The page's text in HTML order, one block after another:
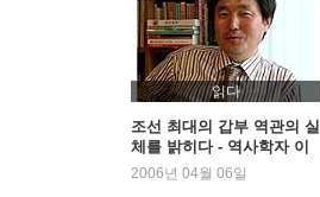
읽다
조선 최대의 갑부 역관의 실
체를 밝히다 - 역사학자 이
덕일
2006년 04월 06일